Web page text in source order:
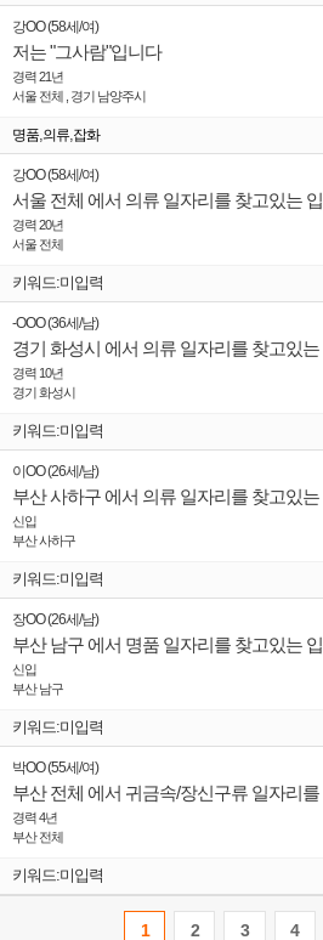
강OO(58세 /여)
저는 "그사람"입니다
경력 21년
서울 전체 , 경기 남양주시
명품,의류,잡화
강OO(58세 /여)
경력 20년
서울 전체
키워드:미입력
-OOO(36세 /남)
경력 10년
경기 화성시
키워드:미입력
이OO(26세 /남)
신입
부산 사하구
키워드:미입력
장OO(26세 /남)
신입
부산 남구
키워드:미입력
박OO(55세 /여)
경력 4년
부산 전체
키워드:미입력
1 2 3 4